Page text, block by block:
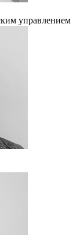
управлением